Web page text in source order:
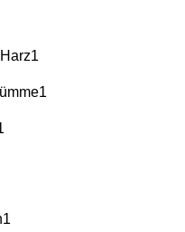
1
1
1